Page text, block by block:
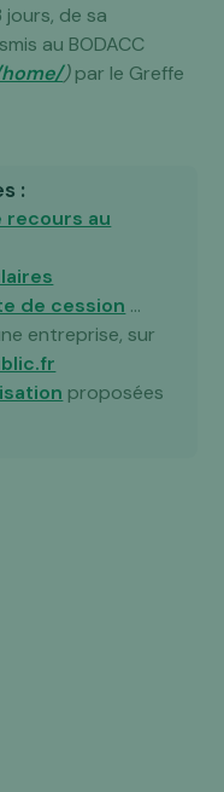
jours, de sa
au BODACC
)par le Greffe
:
recours au
de cession …
entreprise, sur
proposées